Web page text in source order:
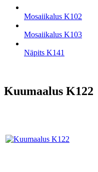
Mosaiikalus K102
Mosaiikalus K103
Näpits K141
Kuumaalus K122